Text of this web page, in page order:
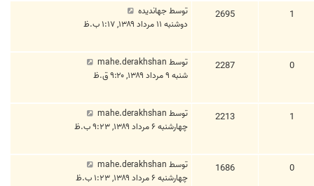
1
2695 توسطجهاندیده
دوشنبه ۱۱ مرداد ۱۳۸۹, ۱:۱۷ ب.ظ
0
2287 توسط mahe.derakhshan
شنبه ۹ مرداد ۱۳۸۹, ۹:۲۰ ق.ظ
1
2213 توسط mahe.derakhshan
چهارشنبه ۶ مرداد ۱۳۸۹, ۹:۲۳ ب.ظ
0
1686 توسط mahe.derakhshan
چهارشنبه ۶ مرداد ۱۳۸۹, ۱:۲۳ ب.ظ